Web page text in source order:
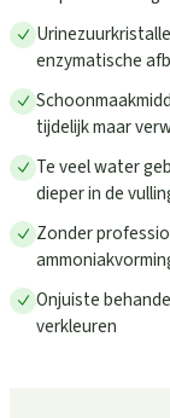
enzymatische
tijdelijk maar
Te veel water
dieper in de
Zonder
Onjuiste
verkleuren